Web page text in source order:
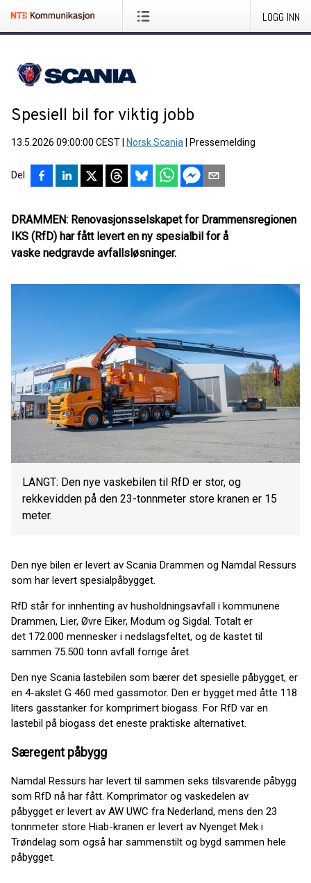
LOGG INN
Spesiell bil for viktig jobb
13.5.2026 09:00:00 CEST Norsk Scania Pressemelding
Del
DRAMMEN: Renovasjonsselskapet for Drammensregionen
IKS (RfD) har fått levert en ny spesialbil for å
vaske nedgravde avfallsløsninger.
LANGT: Den nye vaskebilen til RfD er stor, og
rekkevidden på den 23-tonnmeter store kranen er 15
meter.
Den nye bilen er levert av Scania Drammen og Namdal Ressurs
som har levert spesialpåbygget.
RfD står for innhenting av husholdningsavfall i kommunene
Drammen, Lier, Øvre Eiker, Modum og Sigdal. Totalt er
det 172.000 mennesker i nedslagsfeltet, og de kastet til
sammen 75.500 tonn avfall forrige året.
Den nye Scania lastebilen som bærer det spesielle påbygget, er
en 4-akslet G 460 med gassmotor. Den er bygget med åtte 118
liters gasstanker for komprimert biogass. For RfD var en
lastebil på biogass det eneste praktiske alternativet.
Særegent påbygg
Namdal Ressurs har levert til sammen seks tilsvarende påbygg
som RfD nå har fått. Komprimator og vaskedelen av
påbygget er levert av AW UWC fra Nederland, mens den 23
tonnmeter store Hiab-kranen er levert av Nyenget Mek i
Trøndelag som også har sammenstilt og bygd sammen hele
påbygget.